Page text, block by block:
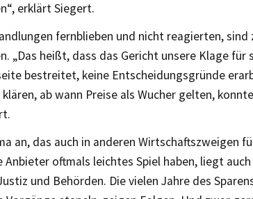
erklärt Siegert.
fernblieben und nicht reagierten,
„Das heißt, dass das Gericht unsere Klage für
bestreitet, keine Entscheidungsgründe
ab wann Preise als Wucher gelten,
an, das auch in anderen Wirtschaftszweigen
oftmals leichtes Spiel haben, liegt
und Behörden. Die vielen Jahre des